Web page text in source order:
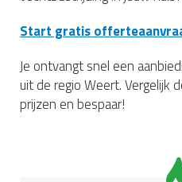
Start gratis
Je ontvangt snel een
uit de regio Weert. Vergelijk
prijzen en bespaar!